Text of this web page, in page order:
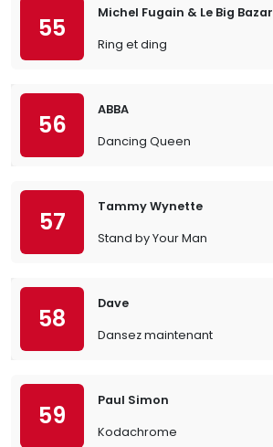
55
Michel Fugain & Le Big Bazar
Ring et ding
56
ABBA
Dancing Queen
57
Tammy Wynette
Stand by Your Man
58
Dave
Dansez maintenant
59
Paul Simon
Kodachrome